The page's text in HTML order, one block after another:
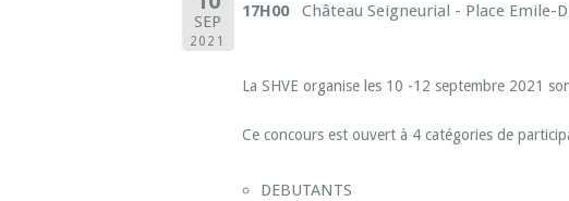
SEP
2021
17H00 Château Seigneurial - Place Emile-
La SHVE organise les 10 -12 septembre 2021
Ce concours est ouvert à 4 catégories de
DEBUTANTS